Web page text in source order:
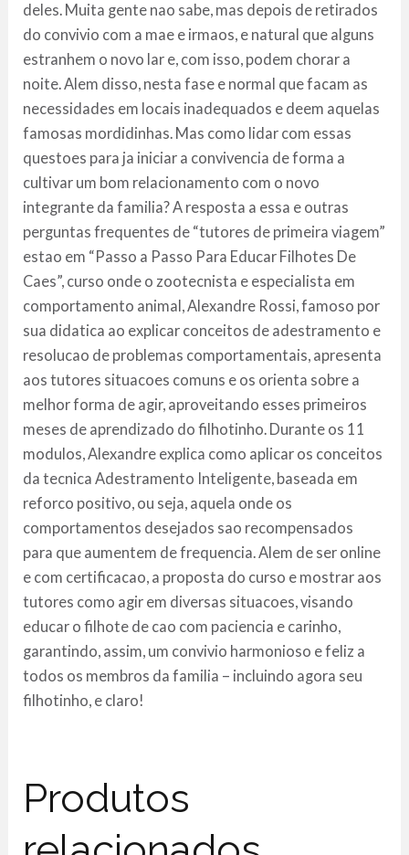
deles. Muita gente nao sabe, mas depois de retirados
do convivio com a mae e irmaos, e natural que alguns
estranhem o novo lar e, com isso, podem chorar a
noite. Alem disso, nesta fase e normal que facam as
necessidades em locais inadequados e deem aquelas
famosas mordidinhas. Mas como lidar com essas
questoes para ja iniciar a convivencia de forma a
cultivar um bom relacionamento com o novo
integrante da familia? A resposta a essa e outras
perguntas frequentes de “tutores de primeira viagem”
estao em “Passo a Passo Para Educar Filhotes De
Caes”, curso onde o zootecnista e especialista em
comportamento animal, Alexandre Rossi, famoso por
sua didatica ao explicar conceitos de adestramento e
resolucao de problemas comportamentais, apresenta
aos tutores situacoes comuns e os orienta sobre a
melhor forma de agir, aproveitando esses primeiros
meses de aprendizado do filhotinho. Durante os 11
modulos, Alexandre explica como aplicar os conceitos
da tecnica Adestramento Inteligente, baseada em
reforco positivo, ou seja, aquela onde os
comportamentos desejados sao recompensados
para que aumentem de frequencia. Alem de ser online
e com certificacao, a proposta do curso e mostrar aos
tutores como agir em diversas situacoes, visando
educar o filhote de cao com paciencia e carinho,
garantindo, assim, um convivio harmonioso e feliz a
todos os membros da familia – incluindo agora seu
filhotinho, e claro!
Produtos